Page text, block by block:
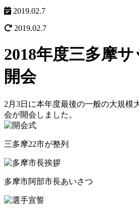
2019.02.7
2019.02.7
2018年度三多摩
開会
2月3日に本年度最後の一般の大規模
会が開会しました。
三多摩22市が整列
多摩市阿部市長あいさつ